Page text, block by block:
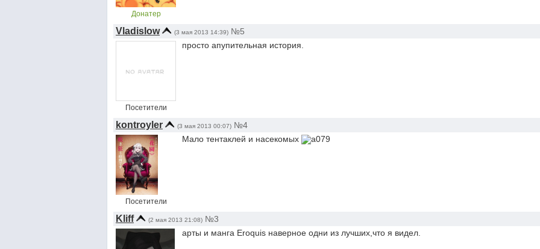
Донатер
Vladislow (3 мая 2013 14:39) №5
Посетители
просто апупительная история.
kontroyler (3 мая 2013 00:07) №4
Посетители
Мало тентаклей и насекомых
Kliff (2 мая 2013 21:08) №3
арты и манга Eroquis наверное одни из лучших,что я видел.